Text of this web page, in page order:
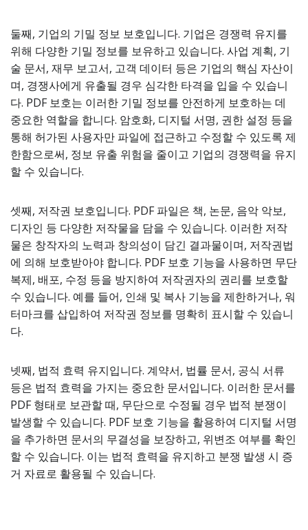
둘째, 기업의 기밀 정보 보호입니다. 기업은 경쟁력 유지를
위해 다양한 기밀 정보를 보유하고 있습니다. 사업 계획, 기
술 문서, 재무 보고서, 고객 데이터 등은 기업의 핵심 자산이
며, 경쟁사에게 유출될 경우 심각한 타격을 입을 수 있습니
다. PDF 보호는 이러한 기밀 정보를 안전하게 보호하는 데
중요한 역할을 합니다. 암호화, 디지털 서명, 권한 설정 등을
통해 허가된 사용자만 파일에 접근하고 수정할 수 있도록 제
한함으로써, 정보 유출 위험을 줄이고 기업의 경쟁력을 유지
할 수 있습니다.
셋째, 저작권 보호입니다. PDF 파일은 책, 논문, 음악 악보,
디자인 등 다양한 저작물을 담을 수 있습니다. 이러한 저작
물은 창작자의 노력과 창의성이 담긴 결과물이며, 저작권법
에 의해 보호받아야 합니다. PDF 보호 기능을 사용하면 무단
복제, 배포, 수정 등을 방지하여 저작권자의 권리를 보호할
수 있습니다. 예를 들어, 인쇄 및 복사 기능을 제한하거나, 워
터마크를 삽입하여 저작권 정보를 명확히 표시할 수 있습니
다.
넷째, 법적 효력 유지입니다. 계약서, 법률 문서, 공식 서류
등은 법적 효력을 가지는 중요한 문서입니다. 이러한 문서를
PDF 형태로 보관할 때, 무단으로 수정될 경우 법적 분쟁이
발생할 수 있습니다. PDF 보호 기능을 활용하여 디지털 서명
을 추가하면 문서의 무결성을 보장하고, 위변조 여부를 확인
할 수 있습니다. 이는 법적 효력을 유지하고 분쟁 발생 시 증
거 자료로 활용될 수 있습니다.